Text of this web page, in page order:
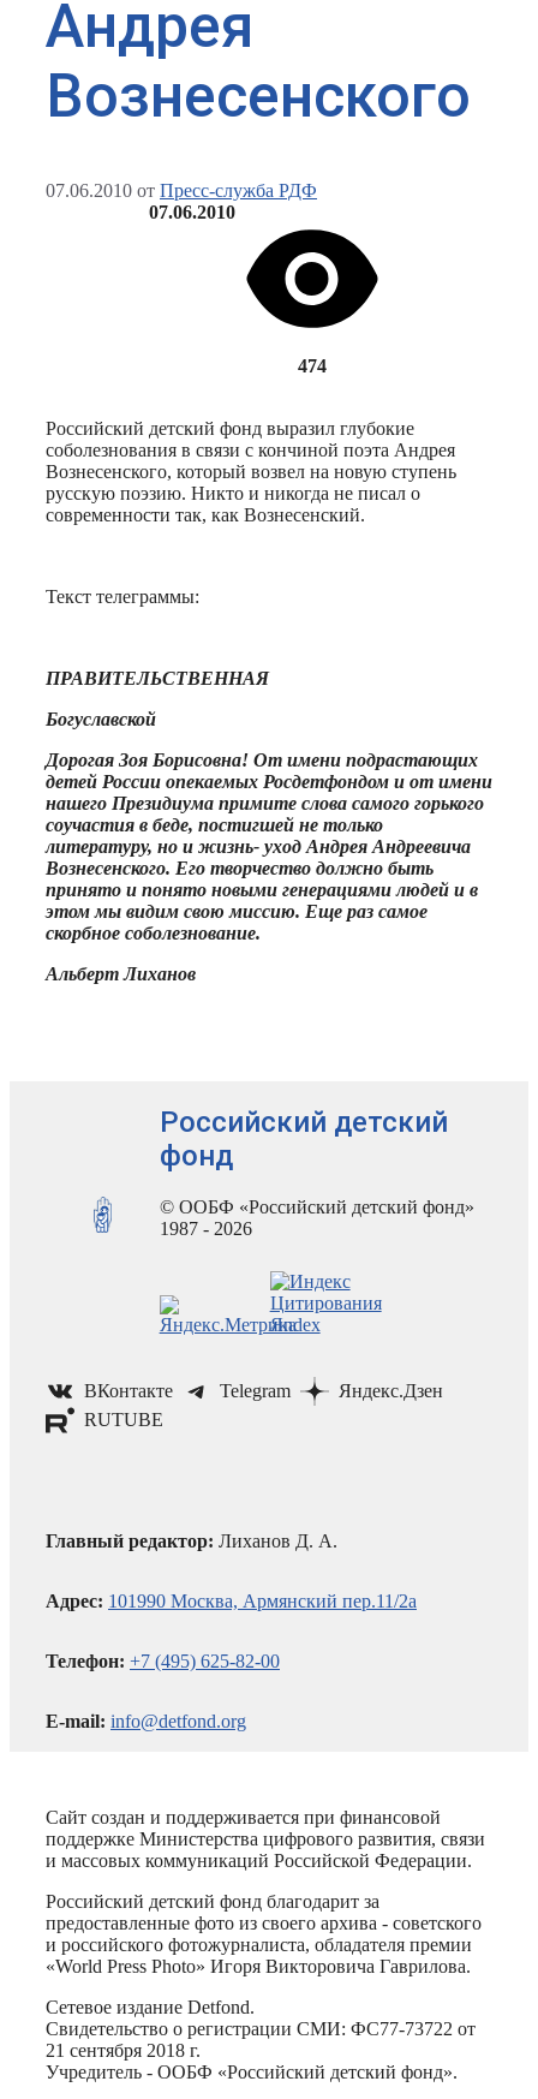
Андрея
Вознесенского
07.06.2010 от Пресс-служба РДФ
07.06.2010
474
Российский детский фонд выразил глубокие
соболезнования в связи с кончиной поэта Андрея
Вознесенского, который возвел на новую ступень
русскую поэзию. Никто и никогда не писал о
современности так, как Вознесенский.
Текст телеграммы:
ПРАВИТЕЛЬСТВЕННАЯ
Богуславской
Дорогая Зоя Борисовна! От имени подрастающих
детей России опекаемых Росдетфондом и от имени
нашего Президиума примите слова самого горького
соучастия в беде, постигшей не только
литературу, но и жизнь- уход Андрея Андреевича
Вознесенского. Его творчество должно быть
принято и понято новыми генерациями людей и в
этом мы видим свою миссию. Еще раз самое
скорбное соболезнование.
Альберт Лиханов
Российский детский
фонд
© ООБФ «Российский детский фонд»
1987 - 2026
ВКонтакте Telegram
Яндекс.Дзен
RUTUBE
Главный редактор: Лиханов Д. А.
Адрес: 101990 Москва, Армянский пер.11/2а
Телефон: +7 (495) 625-82-00
E-mail: info@detfond.org
Сайт создан и поддерживается при финансовой
поддержке Министерства цифрового развития, связи
и массовых коммуникаций Российской Федерации.
Российский детский фонд благодарит за
предоставленные фото из своего архива - советского
и российского фотожурналиста, обладателя премии
«World Press Photo» Игоря Викторовича Гаврилова.
Сетевое издание Detfond.
Свидетельство о регистрации СМИ: ФС77-73722 от
21 сентября 2018 г.
Учредитель - ООБФ «Российский детский фонд».